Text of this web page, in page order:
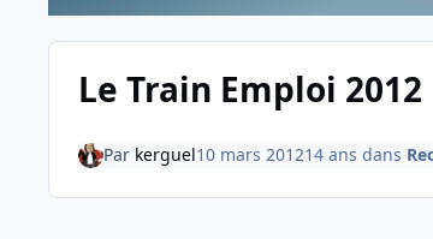
Le Train Emploi 2012
Par kerguel10 mars 201214 ans dans